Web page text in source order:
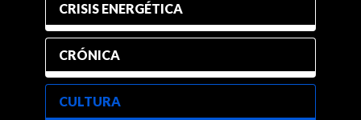
CRISIS ENERGÉTICA
CRÓNICA
CULTURA